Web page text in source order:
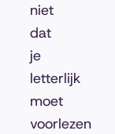
niet
dat
je
letterlijk
moet
voorlezen